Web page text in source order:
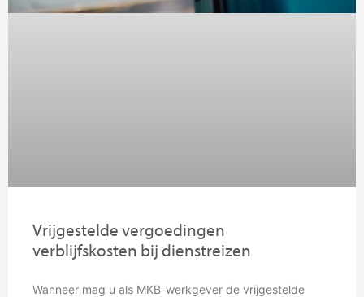
Vrijgestelde vergoedingen
verblijfskosten bij dienstreizen
Wanneer mag u als MKB-werkgever de vrijgestelde